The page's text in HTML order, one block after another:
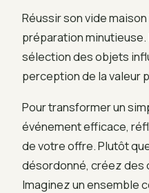
Réussir son vide
préparation
sélection des objets
perception de la valeur
Pour transformer un
événement efficace,
de votre offre. Plutôt
désordonné, créez des
Imaginez un ensemble